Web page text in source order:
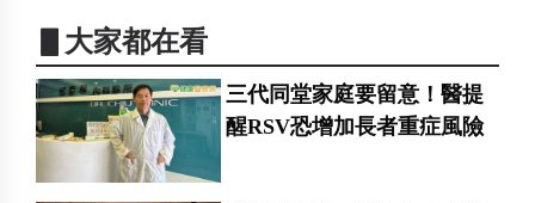
▋大家都在看
三代同堂家庭要留意！醫提
醒RSV恐增加長者重症風險